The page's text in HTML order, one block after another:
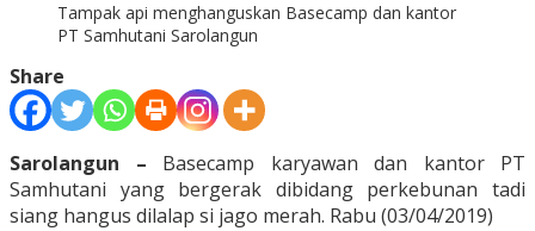
Tampak api menghanguskan Basecamp dan kantor
PT Samhutani Sarolangun
Share
Sarolangun – Basecamp karyawan dan kantor PT
Samhutani yang bergerak dibidang perkebunan tadi
siang hangus dilalap si jago merah. Rabu (03/04/2019)